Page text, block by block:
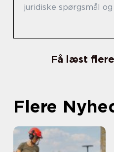
juridiske spørgsmål
Få læst
Flere